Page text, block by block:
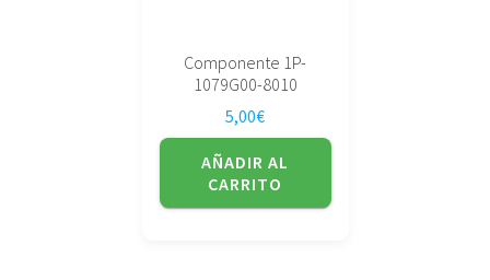
Componente 1P-
1079G00-8010
5,00€
AÑADIR AL
CARRITO